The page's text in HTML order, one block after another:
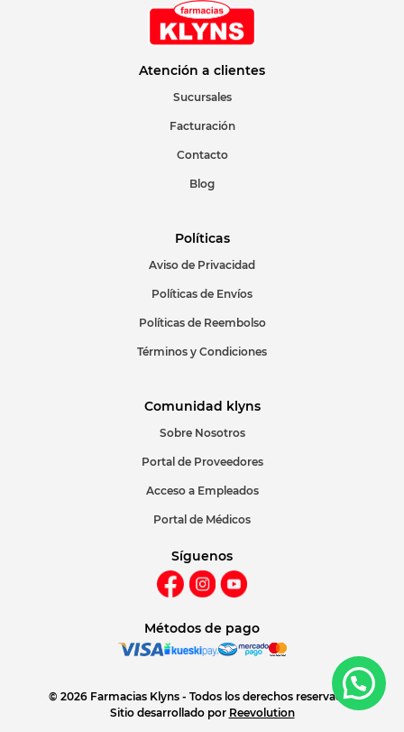
Atención a clientes
Sucursales
Facturación
Contacto
Blog
Políticas
Aviso de Privacidad
Políticas de Envíos
Políticas de Reembolso
Términos y Condiciones
Comunidad klyns
Sobre Nosotros
Portal de Proveedores
Acceso a Empleados
Portal de Médicos
Síguenos
Métodos de pago
© 2026 Farmacias Klyns - Todos los derechos reservados
Sitio desarrollado por Reevolution